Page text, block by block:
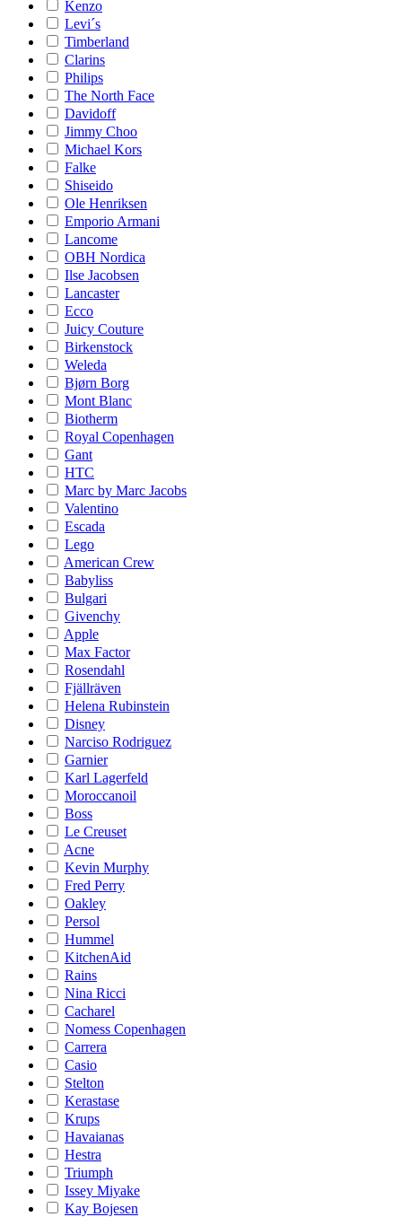
Kenzo
Levi´s
Timberland
Clarins
Philips
The North Face
Davidoff
Jimmy Choo
Michael Kors
Falke
Shiseido
Ole Henriksen
Emporio Armani
Lancome
OBH Nordica
Ilse Jacobsen
Lancaster
Ecco
Juicy Couture
Birkenstock
Weleda
Bjørn Borg
Mont Blanc
Biotherm
Royal Copenhagen
Gant
HTC
Marc by Marc Jacobs
Valentino
Escada
Lego
American Crew
Babyliss
Bulgari
Givenchy
Apple
Max Factor
Rosendahl
Fjällräven
Helena Rubinstein
Disney
Narciso Rodriguez
Garnier
Karl Lagerfeld
Moroccanoil
Boss
Le Creuset
Acne
Kevin Murphy
Fred Perry
Oakley
Persol
Hummel
KitchenAid
Rains
Nina Ricci
Cacharel
Nomess Copenhagen
Carrera
Casio
Stelton
Kerastase
Krups
Havaianas
Hestra
Triumph
Issey Miyake
Kay Bojesen